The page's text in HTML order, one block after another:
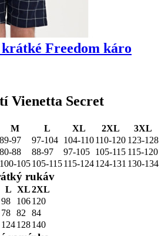
krátké Freedom káro
Vienetta Secret
M L XL 2XL
3XL
89-97 97-104 104-110110-120 123-128
80-88 88-97 97-105 105-115 115-120
100-105105-115115-124124-131 130-134
rukáv
L XL2XL
98 106120
78 82
84
124128140